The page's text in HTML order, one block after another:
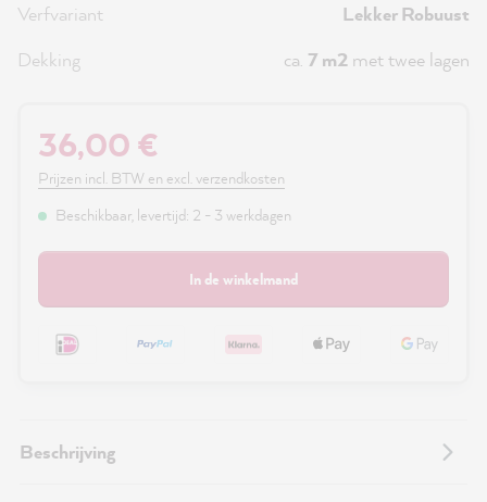
Verfvariant
Lekker Robuust
Dekking
ca. 7 m2 met twee lagen
36,00 €
Prijzen incl. BTW en excl. verzendkosten
Beschikbaar, levertijd: 2 - 3 werkdagen
In de winkelmand
Beschrijving